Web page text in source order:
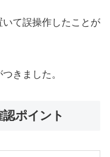
て誤操作したことが
きました。
ポイント